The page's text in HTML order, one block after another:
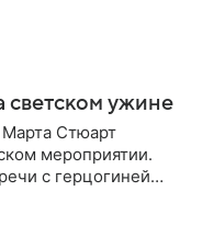
светском ужине
Стюарт
мероприятии.
с герцогиней